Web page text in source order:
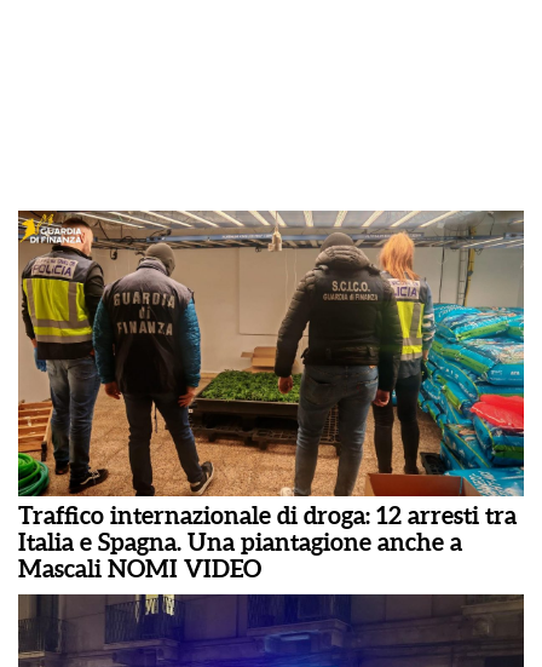
Traffico internazionale di droga: 12 arresti tra
Italia e Spagna. Una piantagione anche a
Mascali NOMI VIDEO